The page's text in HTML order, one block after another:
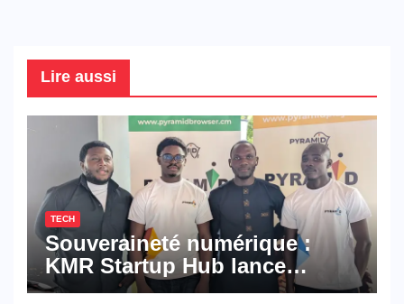
Lire aussi
TECH
Souveraineté numérique :
KMR Startup Hub lance
Pyramid Browser et Pyramid